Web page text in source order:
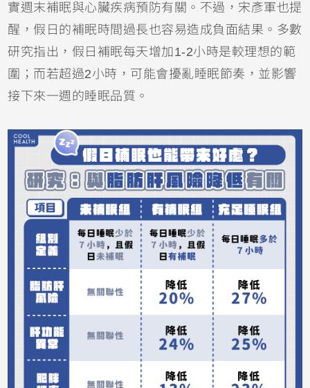
實週末補眠與心臟疾病預防有關。不過，宋彥軍也提
醒，假日的補眠時間過長也容易造成負面結果。多數
研究指出，假日補眠每天增加1-2小時是較理想的範
圍；而若超過2小時，可能會擾亂睡眠節奏，並影響
接下來一週的睡眠品質。